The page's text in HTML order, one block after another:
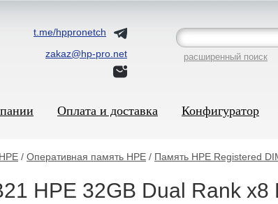
t.me/hppronetch
zakaz@hp-pro.net
расширенный поиск
Оплата и доставка Конфигуратор
/ Оперативная память HPE / Память HPE Registered
HPE 32GB Dual Rank x8